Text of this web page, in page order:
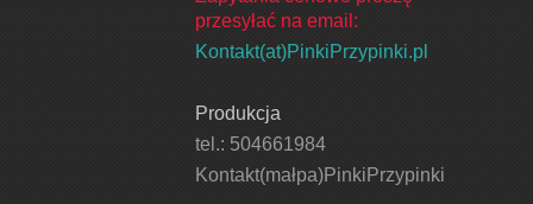
przesyłać na email:
Kontakt(at)PinkiPrzypinki.pl
Produkcja
tel.: 504661984
Kontakt(małpa)PinkiPrzypinki.pl